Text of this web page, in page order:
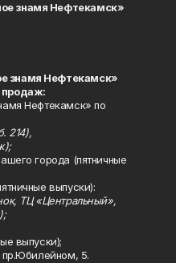
знамя Нефтекамск»
знамя Нефтекамск»
продаж:
Нефтекамск» по
214),
города (пятничные
выпуски):
ТЦ «Центральный»,
выпуски);
пр.Юбилейном, 5.